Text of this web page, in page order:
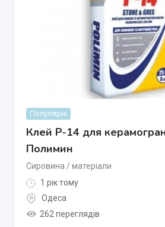
Популярні
Клей P-14 для
Полимин
Сировина / матеріали
1 рік тому
Одеса
262 переглядів